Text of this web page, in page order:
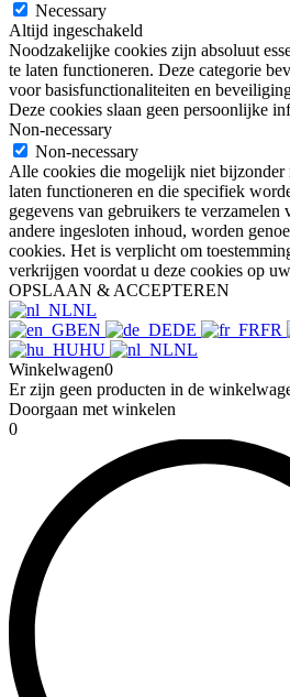
Necessary
Altijd ingeschakeld
Noodzakelijke cookies zijn absoluut
te laten functioneren. Deze categorie
voor basisfunctionaliteiten en
Deze cookies slaan geen persoonlijke
Non-necessary
Non-necessary
Alle cookies die mogelijk niet
laten functioneren en die specifiek
gegevens van gebruikers te verzamelen
andere ingesloten inhoud, worden
cookies. Het is verplicht om
verkrijgen voordat u deze cookies op
OPSLAAN & ACCEPTEREN
NL
EN
DE FR
HU
NL
Winkelwagen0
Er zijn geen producten in de
Doorgaan met winkelen
0